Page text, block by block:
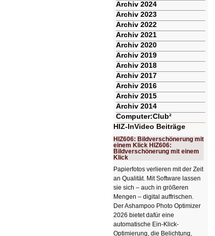
Archiv 2024
Archiv 2023
Archiv 2022
Archiv 2021
Archiv 2020
Archiv 2019
Archiv 2018
Archiv 2017
Archiv 2016
Archiv 2015
Archiv 2014
Computer:Club²
HIZ-InVideo Beiträge
HIZ606: Bildverschönerung mit
einem Klick HIZ606:
Bildverschönerung mit einem
Klick
Papierfotos verlieren mit der Zeit
an Qualität. Mit Software lassen
sie sich – auch in größeren
Mengen – digital auffrischen.
Der Ashampoo Photo Optimizer
2026 bietet dafür eine
automatische Ein-Klick-
Optimierung, die Belichtung,